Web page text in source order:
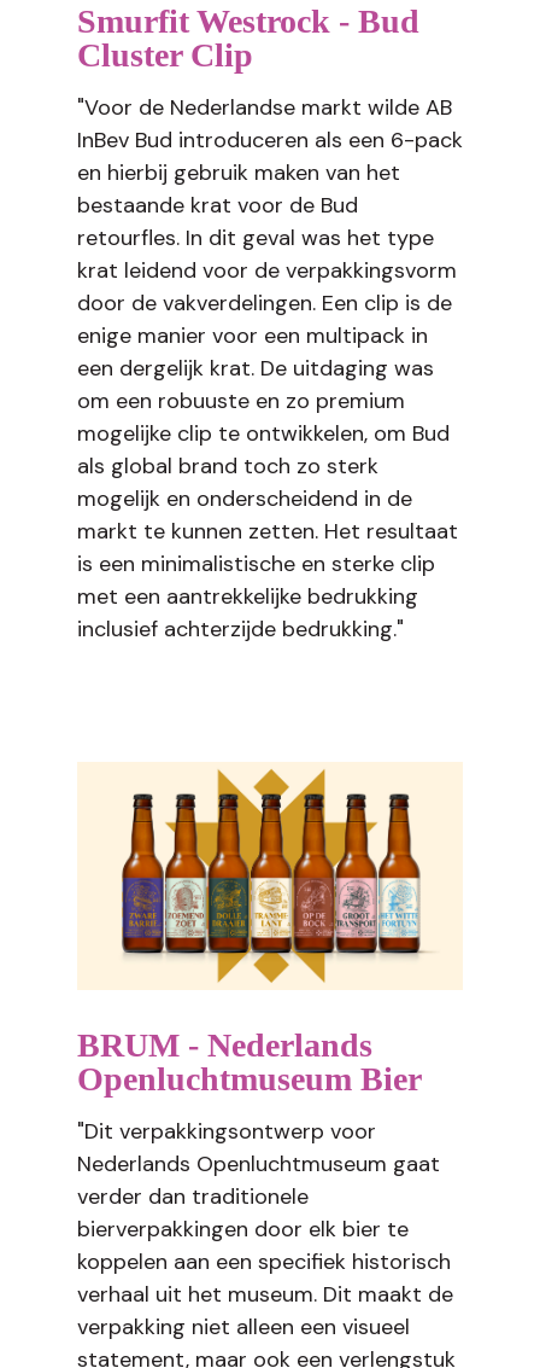
Smurfit Westrock - Bud
Cluster Clip
"Voor de Nederlandse markt wilde AB
InBev Bud introduceren als een 6-pack
en hierbij gebruik maken van het
bestaande krat voor de Bud
retourfles. In dit geval was het type
krat leidend voor de verpakkingsvorm
door de vakverdelingen. Een clip is de
enige manier voor een multipack in
een dergelijk krat. De uitdaging was
om een robuuste en zo premium
mogelijke clip te ontwikkelen, om Bud
als global brand toch zo sterk
mogelijk en onderscheidend in de
markt te kunnen zetten. Het resultaat
is een minimalistische en sterke clip
met een aantrekkelijke bedrukking
inclusief achterzijde bedrukking."
BRUM - Nederlands
Openluchtmuseum Bier
"Dit verpakkingsontwerp voor
Nederlands Openluchtmuseum gaat
verder dan traditionele
bierverpakkingen door elk bier te
koppelen aan een specifiek historisch
verhaal uit het museum. Dit maakt de
verpakking niet alleen een visueel
statement, maar ook een verlengstuk